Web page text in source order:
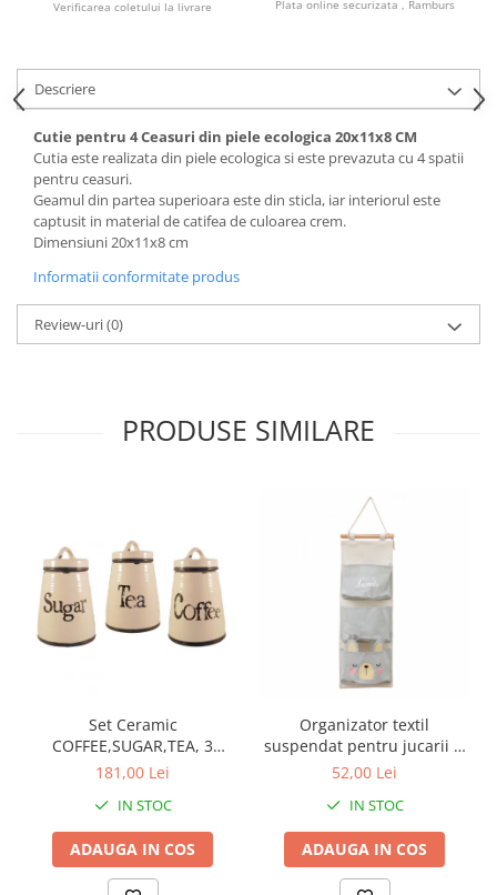
Verificarea coletului la livrare Plata online securizata , Ramburs
Descriere
Cutie pentru 4 Ceasuri din piele ecologica 20x11x8 CM
Cutia este realizata din piele ecologica si este prevazuta cu 4 spatii
pentru ceasuri.
Geamul din partea superioara este din sticla, iar interiorul este
captusit in material de catifea de culoarea crem.
Dimensiuni 20x11x8 cm
Informatii conformitate produs
Review-uri(0)
PRODUSE SIMILARE
Set Ceramic
COFFEE,SUGAR,TEA, 3
recipiente
181,00 Lei
IN STOC
ADAUGA IN COS
Organizator textil
suspendat pentru jucarii si
depozitare, Animals,
52,00 Lei
IN STOC
ADAUGA IN COS